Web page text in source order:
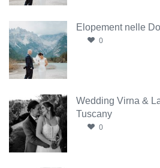
Elopement nelle
0
Wedding Virna &
Tuscany
0